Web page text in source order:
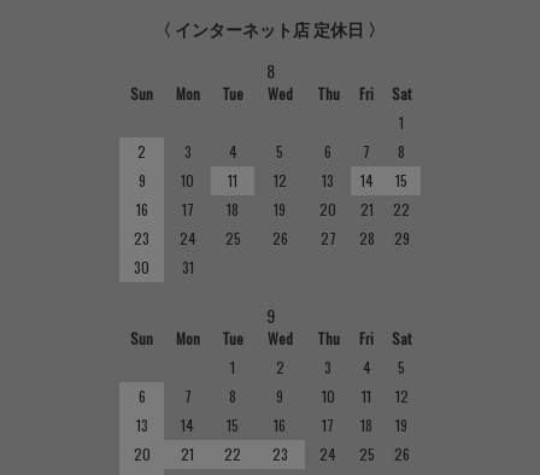
〈 インターネット店 定休日 〉
8
Sun Mon Tue Wed Thu Fri
Sat
1
2
3 4 5 6 7
8
9
10 11 12 13 14
15
16
17 18 19 20 21
22
23
24 25 26 27 28
29
30
31
9
Sun Mon Tue Wed Thu Fri
Sat
1
2 3 4
5
6
7 8 9 10 11
12
13
14 15 16 17 18
19
20
21 22 23 24 25
26